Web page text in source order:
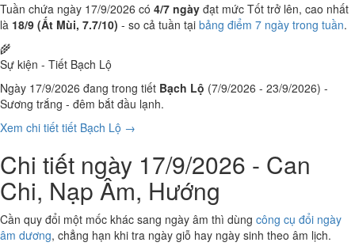
Tuần chứa ngày 17/9/2026 có 4/7 ngày đạt mức Tốt trở lên, cao nhất
là 18/9 (Ất Mùi, 7.7/10) - so cả tuần tại bảng điểm 7 ngày trong tuần.
🌾
Sự kiện - Tiết Bạch Lộ
Ngày 17/9/2026 đang trong tiết Bạch Lộ (7/9/2026 - 23/9/2026) -
Sương trắng - đêm bắt đầu lạnh.
Xem chi tiết tiết Bạch Lộ →
Chi tiết ngày 17/9/2026 - Can
Chi, Nạp Âm, Hướng
Cần quy đổi một mốc khác sang ngày âm thì dùng công cụ đổi ngày
âm dương, chẳng hạn khi tra ngày giỗ hay ngày sinh theo âm lịch.